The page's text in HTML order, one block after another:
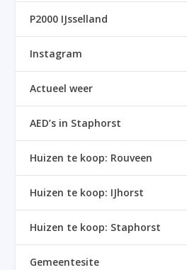
P2000 IJsselland
Instagram
Actueel weer
AED’s in Staphorst
Huizen te koop: Rouveen
Huizen te koop: IJhorst
Huizen te koop: Staphorst
Gemeentesite